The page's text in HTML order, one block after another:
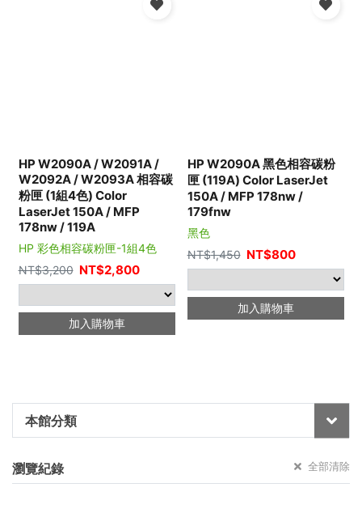
本館分類
瀏覽紀錄 全部清除
HP W2090A / W2091A /
W2092A / W2093A 相容碳
粉匣 (1組4色) Color
LaserJet 150A / MFP
178nw / 119A
HP 彩色相容碳粉匣-1組4色
NT$3,200 NT$2,800
加入購物車
HP W2090A 黑色相容碳粉
匣 (119A) Color LaserJet
150A / MFP 178nw /
179fnw
黑色
NT$1,450 NT$800
加入購物車